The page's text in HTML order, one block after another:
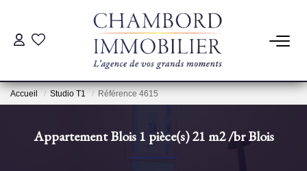
ACHAT
Accueil Studio T1 Référence 4615
Appartement Blois 1 pièce(s) 21 m2/brBlois